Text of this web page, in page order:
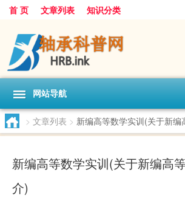
首 页 文章列表 知识分类
网站导航
> 文章列表 > 新编高等数学实训(关于新
新编高等数学实训(关于新编高
介)